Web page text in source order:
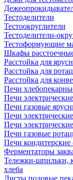
Тестоделители
Тестоокруглители
Тестоделители-
Тестоформующие
Шкафы
Расстойка для
Расстойка для
Расстойка для
Печи
Печи
Печи газовые
Печи
Печи
Печи газовые
Печи
Ферментаторы
Тележки-шпильки,
хлеба
Листы подовые